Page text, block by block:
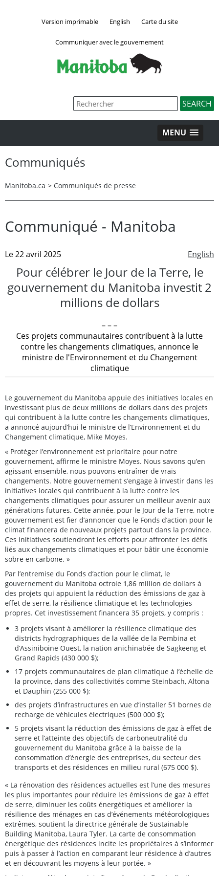
Version imprimable English Carte du site
Communiquer avec le gouvernement
MENU
Communiqués
Manitoba.ca > Communiqués de presse
Communiqué - Manitoba
English
Le 22 avril 2025
Pour célébrer le Jour de la Terre, le
gouvernement du Manitoba investit 2
millions de dollars
– – –
Ces projets communautaires contribuent à la lutte
contre les changements climatiques, annonce le
ministre de l'Environnement et du Changement
climatique
Le gouvernement du Manitoba appuie des initiatives locales en
investissant plus de deux millions de dollars dans des projets
qui contribuent à la lutte contre les changements climatiques,
a annoncé aujourd’hui le ministre de l’Environnement et du
Changement climatique, Mike Moyes.
« Protéger l’environnement est prioritaire pour notre
gouvernement, affirme le ministre Moyes. Nous savons qu’en
agissant ensemble, nous pouvons entraîner de vrais
changements. Notre gouvernement s’engage à investir dans les
initiatives locales qui contribuent à la lutte contre les
changements climatiques pour assurer un meilleur avenir aux
générations futures. Cette année, pour le Jour de la Terre, notre
gouvernement est fier d’annoncer que le Fonds d’action pour le
climat financera de nouveaux projets partout dans la province.
Ces initiatives soutiendront les efforts pour affronter les défis
liés aux changements climatiques et pour bâtir une économie
sobre en carbone. »
Par l’entremise du Fonds d’action pour le climat, le
gouvernement du Manitoba octroie 1,86 million de dollars à
des projets qui appuient la réduction des émissions de gaz à
effet de serre, la résilience climatique et les technologies
propres. Cet investissement financera 35 projets, y compris :
3 projets visant à améliorer la résilience climatique des
districts hydrographiques de la vallée de la Pembina et
d’Assiniboine Ouest, la nation anichinabée de Sagkeeng et
Grand Rapids (430 000 $);
17 projets communautaires de plan climatique à l’échelle de
la province, dans des collectivités comme Steinbach, Altona
et Dauphin (255 000 $);
des projets d’infrastructures en vue d’installer 51 bornes de
recharge de véhicules électriques (500 000 $);
5 projets visant la réduction des émissions de gaz à effet de
serre et l’atteinte des objectifs de carboneutralité du
gouvernement du Manitoba grâce à la baisse de la
consommation d’énergie des entreprises, du secteur des
transports et des résidences en milieu rural (675 000 $).
« La rénovation des résidences actuelles est l’une des mesures
les plus importantes pour réduire les émissions de gaz à effet
de serre, diminuer les coûts énergétiques et améliorer la
résilience des ménages en cas d’événements météorologiques
extrêmes, soutient la directrice générale de Sustainable
Building Manitoba, Laura Tyler. La carte de consommation
énergétique des résidences incite les propriétaires à s’informer
puis à passer à l’action en comparant leur résidence à d’autres
et en découvrant les moyens à leur portée. »